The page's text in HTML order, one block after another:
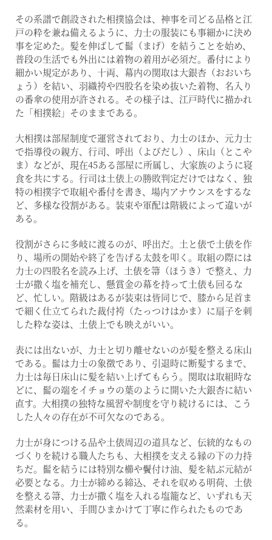
その系譜で創設された相撲協会は、神事を司どる品格と江
戸の粋を兼ね備えるように、力士の服装にも事細かに決め
事を定めた。髪を伸ばして髷（まげ）を結うことを始め、
普段の生活でも外出には着物の着用が必須だ。番付により
細かい規定があり、十両、幕内の関取は大銀杏（おおいち
ょう）を結い、羽織袴や四股名を染め抜いた着物、名入り
の番傘の使用が許される。その様子は、江戸時代に描かれ
た「相撲絵」そのままである。
大相撲は部屋制度で運営されており、力士のほか、元力士
で指導役の親方、行司、呼出（よびだし）、床山（とこや
ま）などが、現在45ある部屋に所属し、大家族のように寝
食を共にする。行司は土俵上の勝敗判定だけではなく、独
特の相撲字で取組や番付を書き、場内アナウンスをするな
ど、多様な役割がある。装束や軍配は階級によって違いが
ある。
役割がさらに多岐に渡るのが、呼出だ。土と俵で土俵を作
り、場所の開始や終了を告げる太鼓を叩く。取組の際には
力士の四股名を読み上げ、土俵を箒（ほうき）で整え、力
士が撒く塩を補充し、懸賞金の幕を持って土俵も回るな
ど、忙しい。階級はあるが装束は皆同じで、膝から足首ま
で細く仕立てられた裁付袴（たっつけはかま）に扇子を刺
した粋な姿は、土俵上でも映えがいい。
表には出ないが、力士と切り離せないのが髪を整える床山
である。髷は力士の象徴であり、引退時に断髪するまで、
力士は毎日床山に髪を結い上げてもらう。関取は取組時な
どに、髷の端をイチョウの葉のように開いた大銀杏に結い
直す。大相撲の独特な風習や制度を守り続けるには、こう
した人々の存在が不可欠なのである。
力士が身につける品や土俵周辺の道具など、伝統的なもの
づくりを続ける職人たちも、大相撲を支える縁の下の力持
ちだ。髷を結うには特別な櫛や鬢付け油、髪を結ぶ元結が
必要となる。力士が締める締込、それを収める明荷、土俵
を整える箒、力士が撒く塩を入れる塩籠など、いずれも天
然素材を用い、手間ひまかけて丁寧に作られたものであ
る。